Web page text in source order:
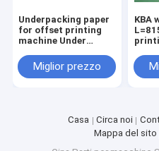
Underpacking paper
for offset printing
machine Under
Miglior prezzo
KBA
Casa Circa noi
Mappa del sito